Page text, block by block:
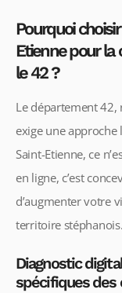
Pourquoi
Etienne pour la
le 42 ?
Le département 42,
exige une approche
Saint-Etienne, ce
en ligne, c’est
d’augmenter votre
territoire stéphanois.
Diagnostic
spécifiques des